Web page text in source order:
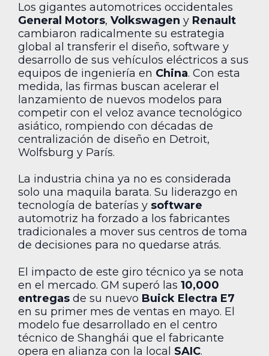
Los gigantes automotrices occidentales
General Motors, Volkswagen y Renault
cambiaron radicalmente su estrategia
global al transferir el diseño, software y
desarrollo de sus vehículos eléctricos a sus
equipos de ingeniería en China. Con esta
medida, las firmas buscan acelerar el
lanzamiento de nuevos modelos para
competir con el veloz avance tecnológico
asiático, rompiendo con décadas de
centralización de diseño en Detroit,
Wolfsburg y París.
La industria china ya no es considerada
solo una maquila barata. Su liderazgo en
tecnología de baterías y software
automotriz ha forzado a los fabricantes
tradicionales a mover sus centros de toma
de decisiones para no quedarse atrás.
El impacto de este giro técnico ya se nota
en el mercado. GM superó las 10,000
entregas de su nuevo Buick Electra E7
en su primer mes de ventas en mayo. El
modelo fue desarrollado en el centro
técnico de Shanghái que el fabricante
opera en alianza con la local SAIC.